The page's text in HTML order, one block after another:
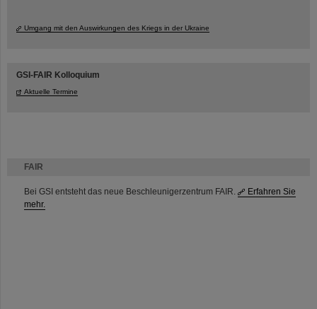
FAIR
Bei GSI entsteht das neue Beschleunigerzentrum FAIR.
Erfahren Sie
mehr.
Umgang mit den Auswirkungen des Kriegs in der Ukraine
GSI-FAIR Kolloquium
Aktuelle Termine